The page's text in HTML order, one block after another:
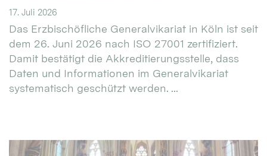
17. Juli 2026
Das Erzbischöfliche Generalvikariat in Köln ist seit
dem 26. Juni 2026 nach ISO 27001 zertifiziert.
Damit bestätigt die Akkreditierungsstelle, dass
Daten und Informationen im Generalvikariat
systematisch geschützt werden. ...